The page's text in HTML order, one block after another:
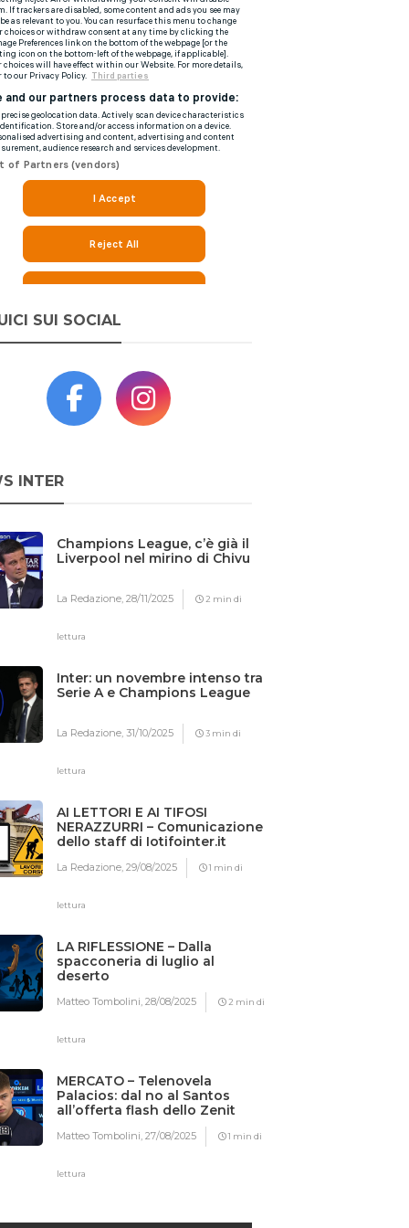
SUI SOCIAL
INTER
Champions League, c’è già il
Liverpool nel mirino di Chivu
La Redazione,28/11/2025 2 min di
lettura
Inter: un novembre intenso tra
Serie A e Champions League
La Redazione,31/10/2025 3 min di
lettura
AI LETTORI E AI TIFOSI
NERAZZURRI – Comunicazione
dello staff di Iotifointer.it
La Redazione,29/08/2025 1 min di
lettura
LA RIFLESSIONE – Dalla
spacconeria di luglio al
deserto
Matteo Tombolini,28/08/2025 2 min di
lettura
MERCATO – Telenovela
Palacios: dal no al Santos
all’offerta flash dello Zenit
Matteo Tombolini,27/08/2025 1 min di
lettura